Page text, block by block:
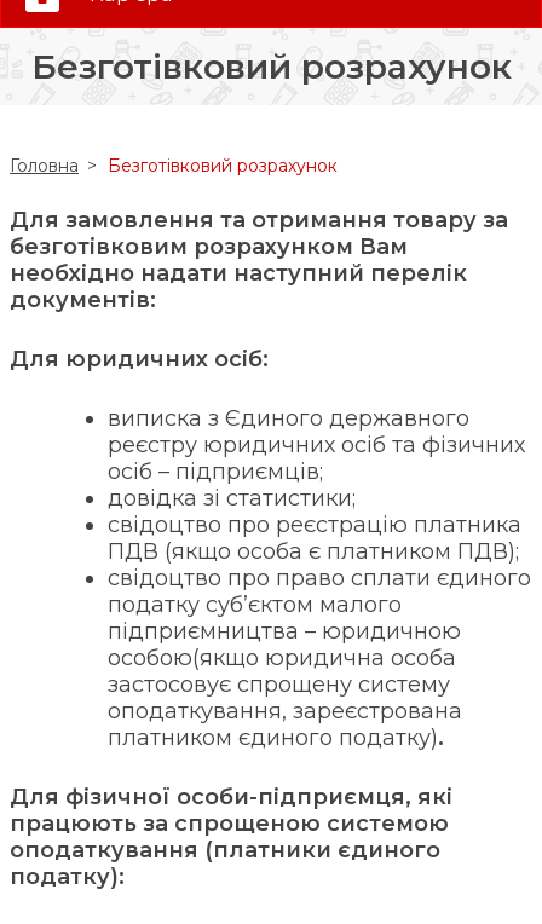
Слідкуй за нами:
Безготівковий розрахунок
Головна Безготівковий розрахунок
Для замовлення та отримання товару за
безготівковим розрахунком Вам
необхідно надати наступний перелік
документів:
Для юридичних осіб:
виписка з Єдиного державного
реєстру юридичних осіб та фізичних
осіб – підприємців;
довідка зі статистики;
свідоцтво про реєстрацію платника
ПДВ (якщо особа є платником ПДВ);
свідоцтво про право сплати єдиного
податку суб’єктом малого
підприємництва – юридичною
особою(якщо юридична особа
застосовує спрощену систему
оподаткування, зареєстрована
платником єдиного податку).
Для фізичної особи-підприємця, які
працюють за спрощеною системою
оподаткування (платники єдиного
податку):